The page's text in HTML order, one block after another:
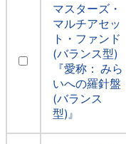
マスターズ・
マルチアセッ
ト・ファンド
(バランス型)
『愛称： みら
いへの羅針盤
(バランス
型)』